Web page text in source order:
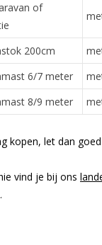
of
200cm
6/7 meter
8/9 meter
kopen, let dan
vind je bij ons